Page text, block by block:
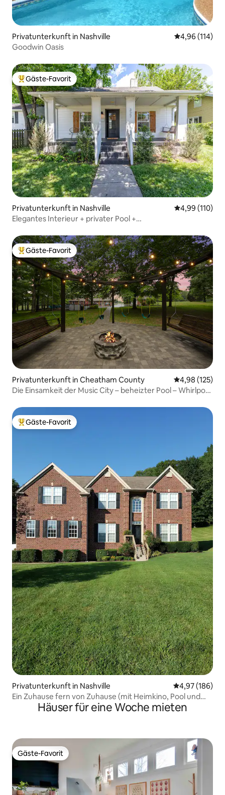
Privatunterkunft in Nashville
4,96 (114)
Goodwin Oasis
Beliebter Gäste-Favorit.
Gäste-Favorit
Privatunterkunft in Nashville
4,99 (110)
Elegantes Interieur + privater Pool +
Beliebter Gäste-Favorit.
Gäste-Favorit
Privatunterkunft in Cheatham County
4,98 (125)
Die Einsamkeit der Music City – beheizter Pool – Whirlpool
Beliebter Gäste-Favorit.
Gäste-Favorit
Privatunterkunft in Nashville
4,97 (186)
Ein Zuhause fern von Zuhause (mit Heimkino, Pool und
Häuser für eine Woche mieten
Gäste-Favorit
Gäste-Favorit